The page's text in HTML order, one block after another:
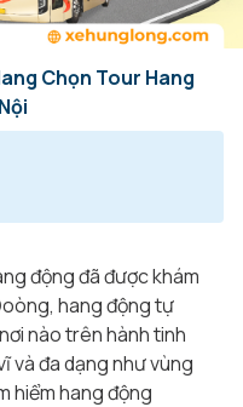
Chọn Tour Hang
động đã được khám
hang động tự
nào trên hành tinh
và đa dạng như vùng
hiểm hang động